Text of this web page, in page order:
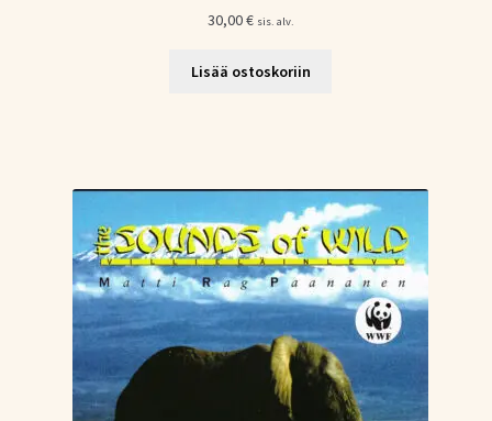
30,00€ sis. alv.
Lisää ostoskoriin